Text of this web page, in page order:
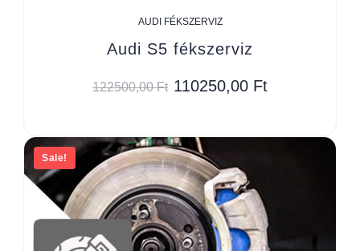
AUDI FÉKSZERVIZ
Audi S5 fékszerviz
122500,00Ft 110250,00 Ft
Sale!